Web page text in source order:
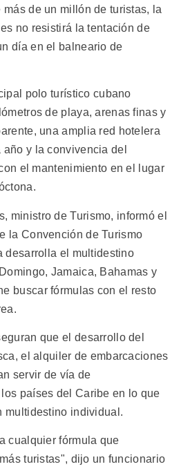
de un millón de turistas, la
no resistirá la tentación de
día en el balneario de
polo turístico cubano
de playa, arenas finas y
una amplia red hotelera
y la convivencia del
el mantenimiento en el lugar
ministro de Turismo, informó el
la Convención de Turismo
desarrolla el multidestino
Jamaica, Bahamas y
buscar fórmulas con el resto
que el desarrollo del
el alquiler de embarcaciones
servir de vía de
países del Caribe en lo que
multidestino individual.
cualquier fórmula que
turistas", dijo un funcionario